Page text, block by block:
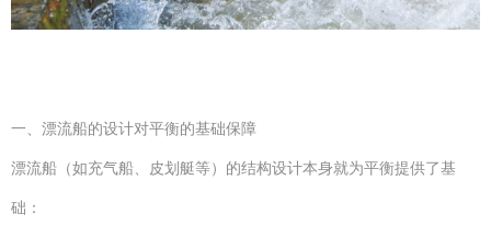
一、漂流船的设计对平衡的基础保障
漂流船（如充气船、皮划艇等）的结构设计本身就为平衡提供了基
础：